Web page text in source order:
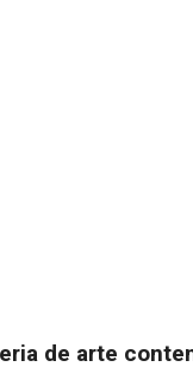
de arte